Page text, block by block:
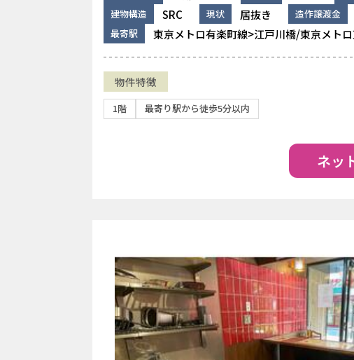
建物構造 SRC 現状 居抜き 造作譲渡金
最寄駅 東京メトロ有楽町線>江戸川橋/東京メト
物件特徴
1階 最寄り駅から徒歩5分以内
ネッ